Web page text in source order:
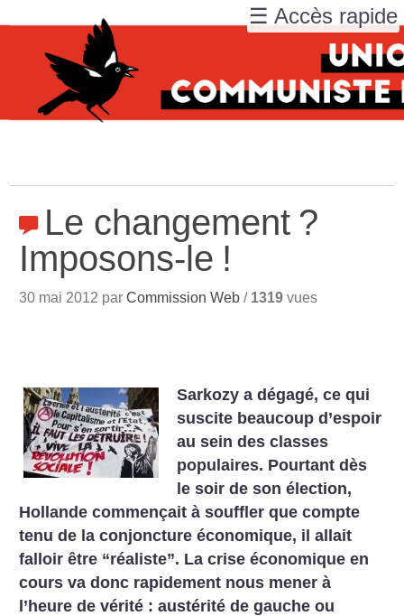
Le changement ?
Imposons-le !
30 mai 2012 parCommission Web / 1319 vues
Sarkozy a dégagé, ce qui
suscite beaucoup d’espoir
au sein des classes
populaires. Pourtant dès
le soir de son élection,
Hollande commençait à souffler que compte
tenu de la conjoncture économique, il allait
falloir être “réaliste”. La crise économique en
cours va donc rapidement nous mener à
l’heure de vérité : austérité de gauche ou
☰ Accès rapide